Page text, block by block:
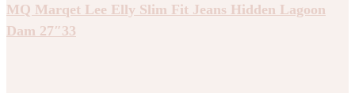
MQ Marqet Lee Elly Slim Fit Jeans Hidden Lagoon
Dam 27″33